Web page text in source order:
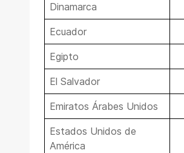
Dinamarca
Ecuador
Egipto
El Salvador
Emiratos Árabes Unidos
Estados Unidos de
América